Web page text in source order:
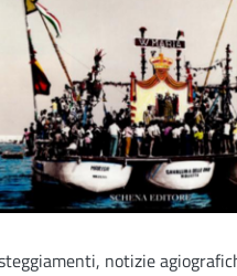
notizie